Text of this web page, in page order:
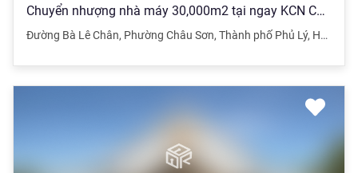
Chuyển nhượng nhà máy 30,000m2 tại ngay KCN Châu Sơn, Hà Nam , sổ đến 2056
Đường Bà Lê Chân, Phường Châu Sơn, Thành phố Phủ Lý, Hà Nam